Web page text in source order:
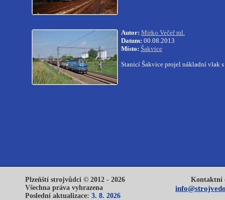
Autor: Mirko Večeř ml.
Datum: 00.08.2013
Místo: Šakvice
Stanicí Šakvice projel nákladní vlak
Plzeňští strojvůdci © 2012 - 2026
Všechna práva vyhrazena
Poslední aktualizace: 3. 8. 2026
Kontaktní